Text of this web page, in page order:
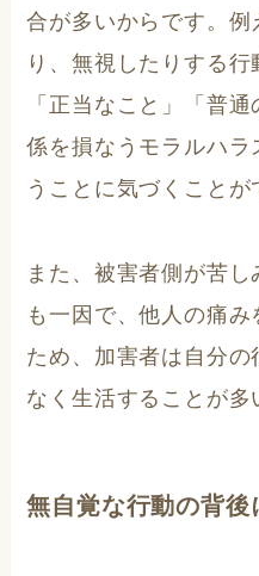
合が多いからです。
り、無視したりする
「正当なこと」「普
係を損なうモラルハ
うことに気づくことが
また、被害者側が苦
も一因で、他人の痛
ため、加害者は自分の
なく生活することが多
無自覚な行動の背後